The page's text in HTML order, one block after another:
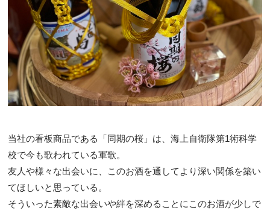
当社の看板商品である「同期の桜」は、海上自衛隊第1術科学
校で今も歌われている軍歌。
友人や様々な出会いに、このお酒を通してより深い関係を築い
てほしいと思っている。
そういった素敵な出会いや絆を深めることにこのお酒が少しで